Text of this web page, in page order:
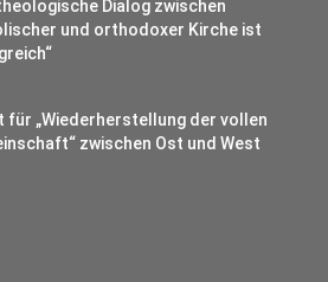
Dialog zwischen
und orthodoxer Kirche ist
für „Wiederherstellung der vollen
zwischen Ost und West